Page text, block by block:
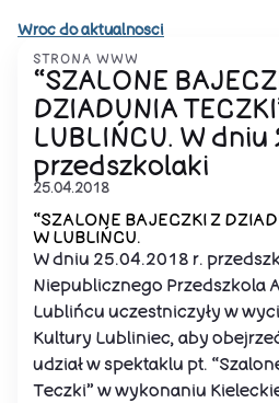
Wroc do aktualnosci
STRONA WWW
“SZALONE
DZIADUNIA
LUBLIŃCU. W
przedszkolaki
25.04.2018
“SZALONE BAJECZKI Z
W LUBLIŃCU.
W dniu 25.04.2018 r.
Niepublicznego Przedszkola
Lublińcu uczestniczyły w
Kultury Lubliniec​, aby
udział w spektaklu pt.
Teczki” w wykonaniu